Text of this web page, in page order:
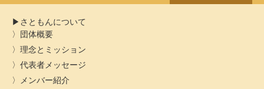
さともんについて
団体概要
理念とミッション
代表者メッセージ
メンバー紹介